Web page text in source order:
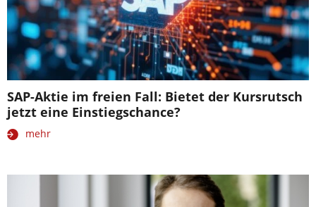
SAP-Aktie im freien Fall: Bietet der Kursrutsch
jetzt eine Einstiegschance?
mehr